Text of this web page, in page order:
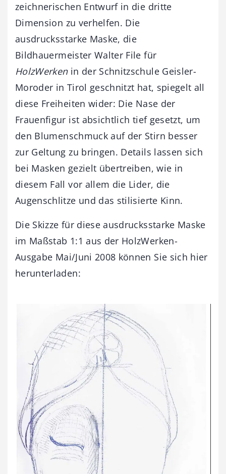
zeichnerischen Entwurf in die dritte
Dimension zu verhelfen. Die
ausdrucksstarke Maske, die
Bildhauermeister Walter File für
HolzWerken in der Schnitzschule Geisler-
Moroder in Tirol geschnitzt hat, spiegelt all
diese Freiheiten wider: Die Nase der
Frauenfigur ist absichtlich tief gesetzt, um
den Blumenschmuck auf der Stirn besser
zur Geltung zu bringen. Details lassen sich
bei Masken gezielt übertreiben, wie in
diesem Fall vor allem die Lider, die
Augenschlitze und das stilisierte Kinn.
Die Skizze für diese ausdrucksstarke Maske
im Maßstab 1:1 aus der HolzWerken-
Ausgabe Mai/Juni 2008 können Sie sich hier
herunterladen: